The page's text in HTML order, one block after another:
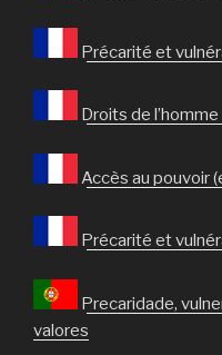
Précarité et
Droits de
Accès au pouvoir
Précarité et
Precaridade,
valores